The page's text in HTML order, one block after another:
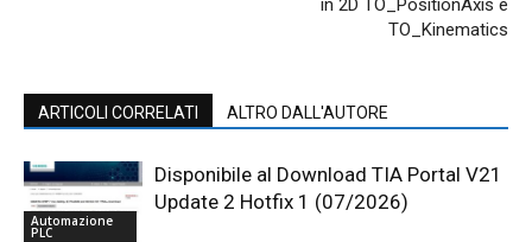
in 2D TO_PositionAxis e
TO_Kinematics
ARTICOLI CORRELATI ALTRO DALL'AUTORE
Automazione
PLC
Disponibile al Download TIA Portal V21
Update 2 Hotfix 1 (07/2026)